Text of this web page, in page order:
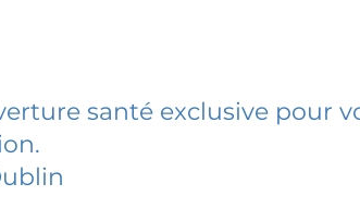
santé exclusive pour